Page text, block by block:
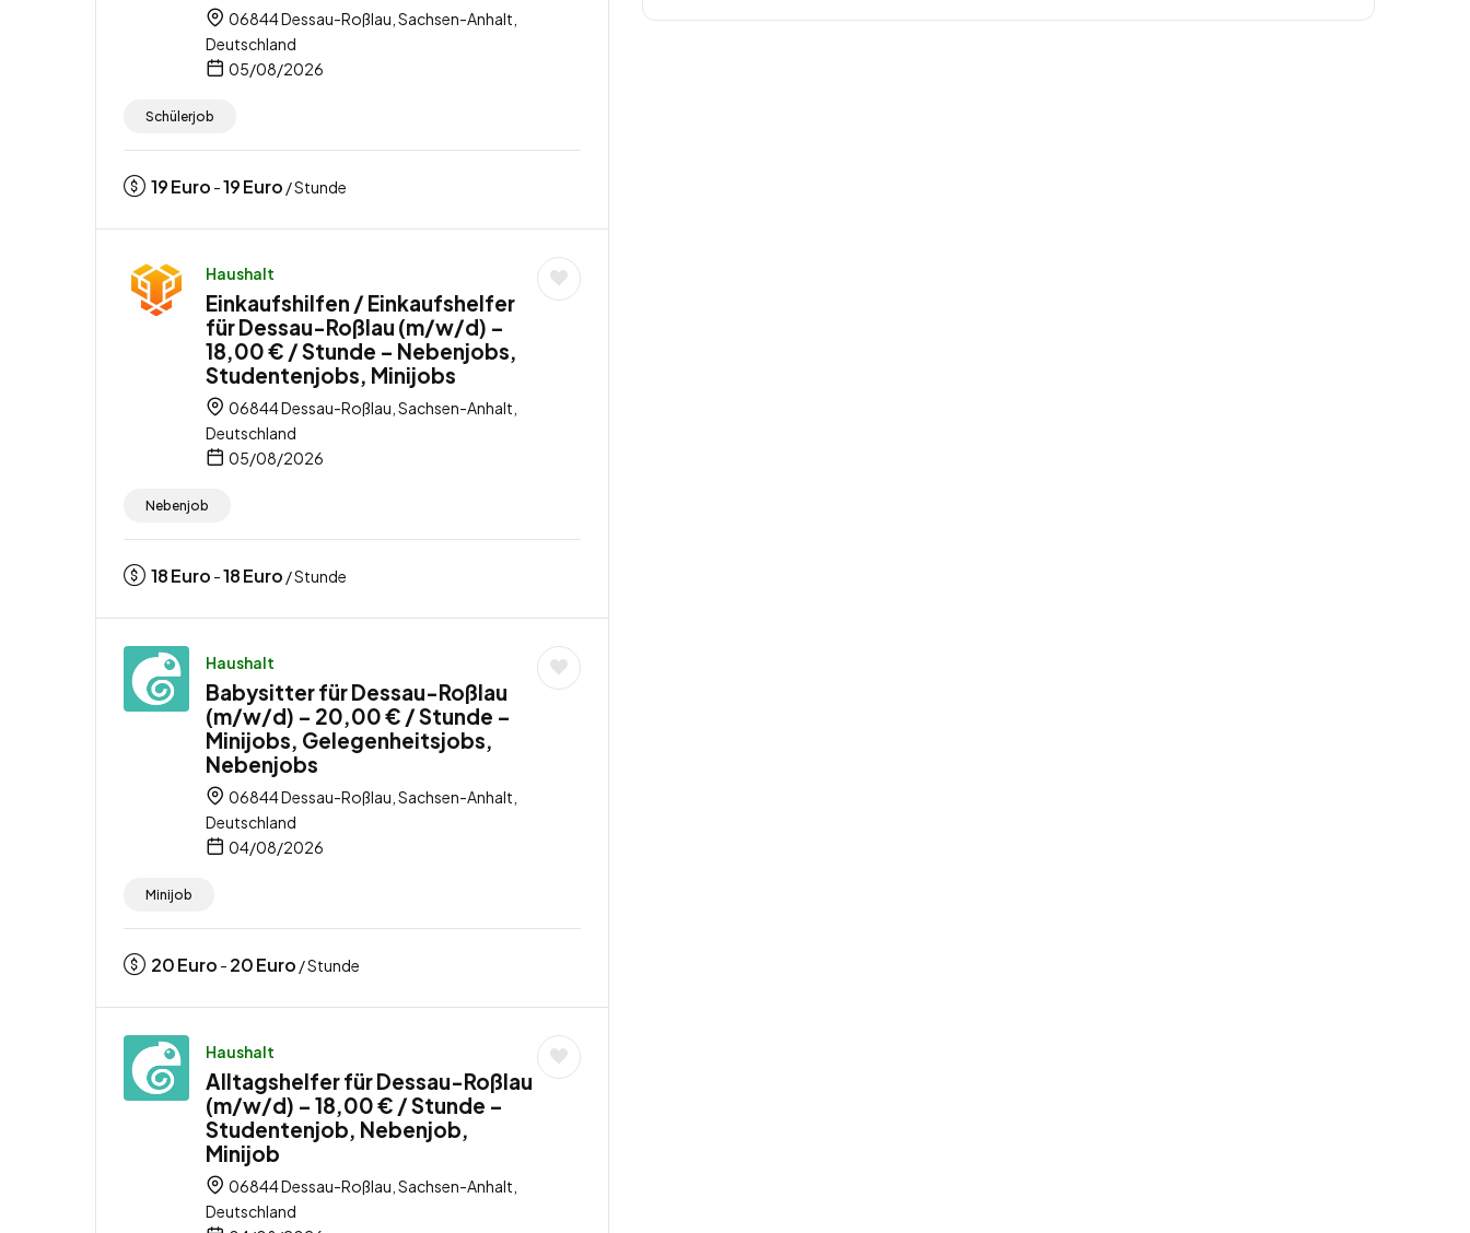
06844 Dessau-Roßlau, Sachsen-Anhalt,
Deutschland
05/08/2026
Schülerjob
19Euro -19Euro / Stunde
Haushalt
Einkaufshilfen / Einkaufshelfer
für Dessau-Roßlau (m/w/d) –
18,00 € / Stunde – Nebenjobs,
Studentenjobs, Minijobs
06844 Dessau-Roßlau, Sachsen-Anhalt,
Deutschland
05/08/2026
Nebenjob
18Euro -18Euro / Stunde
Haushalt
Babysitter für Dessau-Roßlau
(m/w/d) – 20,00 € / Stunde –
Minijobs, Gelegenheitsjobs,
Nebenjobs
06844 Dessau-Roßlau, Sachsen-Anhalt,
Deutschland
04/08/2026
Minijob
20Euro - 20Euro / Stunde
Haushalt
Alltagshelfer für Dessau-Roßlau
(m/w/d) – 18,00 € / Stunde –
Studentenjob, Nebenjob,
Minijob
06844 Dessau-Roßlau, Sachsen-Anhalt,
Deutschland